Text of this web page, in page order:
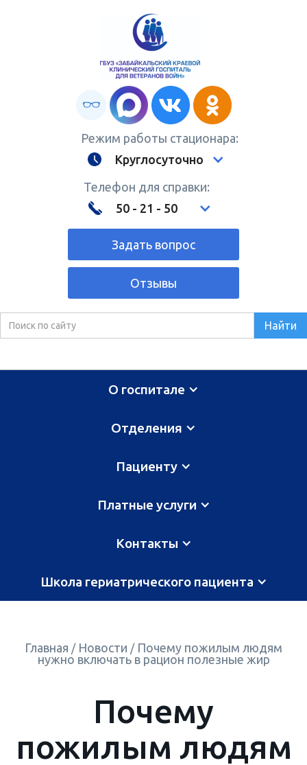
Режим работы стационара:
Круглосуточно
Телефон для справки:
50 - 21 - 50
Задать вопрос
Отзывы
О госпитале
Отделения
Пациенту
Платные услуги
Контакты
Школа гериатрического пациента
Главная / Новости / Почему пожилым людям
нужно включать в рацион полезные жир
Почему
пожилым людям